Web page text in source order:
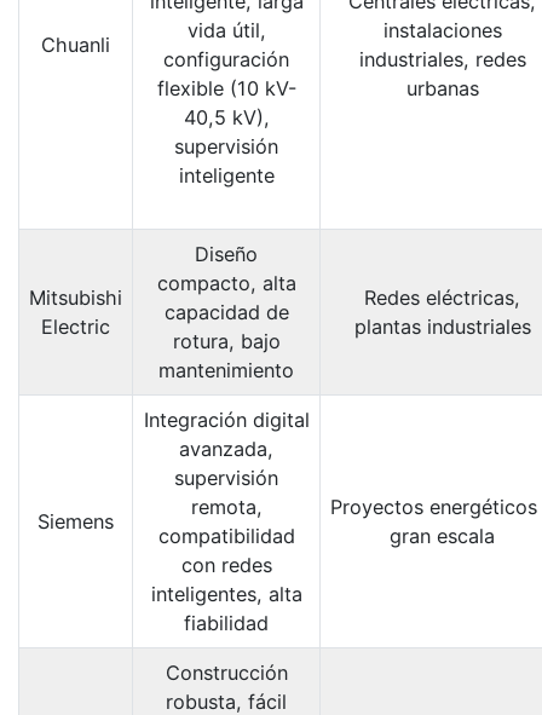
Chuanli
vida útil,
configuración
flexible (10 kV-
40,5 kV),
supervisión
inteligente
instalaciones
industriales, redes
urbanas
Mitsubishi
Electric
Diseño
compacto, alta
capacidad de
rotura, bajo
mantenimiento
Redes eléctricas,
plantas industriales
Siemens
Integración digital
avanzada,
supervisión
remota,
compatibilidad
con redes
inteligentes, alta
fiabilidad
Proyectos energéticos
gran escala
Construcción
robusta, fácil